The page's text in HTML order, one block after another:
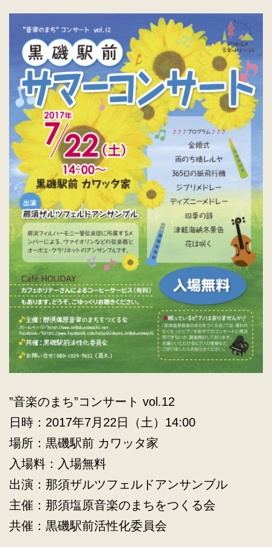
”音楽のまち”コンサート vol.12
日時：2017年7月22日（土）14:00
場所：黒磯駅前 カワッタ家
入場料：入場無料
出演：那須ザルツフェルドアンサンブル
主催：那須塩原音楽のまちをつくる会
共催：黒磯駅前活性化委員会